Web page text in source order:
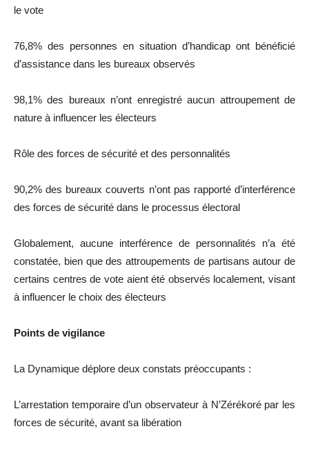
le vote
76,8% des personnes en situation d’handicap ont bénéficié
d’assistance dans les bureaux observés
98,1% des bureaux n’ont enregistré aucun attroupement de
nature à influencer les électeurs
Rôle des forces de sécurité et des personnalités
90,2% des bureaux couverts n’ont pas rapporté d’interférence
des forces de sécurité dans le processus électoral
Globalement, aucune interférence de personnalités n’a été
constatée, bien que des attroupements de partisans autour de
certains centres de vote aient été observés localement, visant
à influencer le choix des électeurs
Points de vigilance
La Dynamique déplore deux constats préoccupants :
L’arrestation temporaire d’un observateur à N’Zérékoré par les
forces de sécurité, avant sa libération